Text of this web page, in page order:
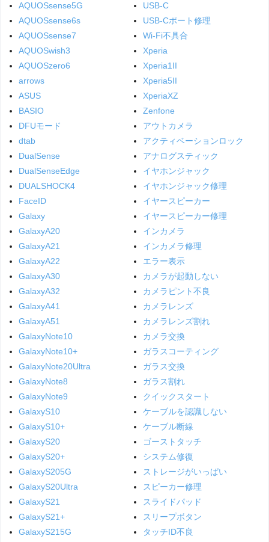
AQUOSsense5G
AQUOSsense6s
AQUOSsense7
AQUOSwish3
AQUOSzero6
arrows
ASUS
BASIO
DFUモード
dtab
DualSense
DualSenseEdge
DUALSHOCK4
FaceID
Galaxy
GalaxyA20
GalaxyA21
GalaxyA22
GalaxyA30
GalaxyA32
GalaxyA41
GalaxyA51
GalaxyNote10
GalaxyNote10+
GalaxyNote20Ultra
GalaxyNote8
GalaxyNote9
GalaxyS10
GalaxyS10+
GalaxyS20
GalaxyS20+
GalaxyS205G
GalaxyS20Ultra
GalaxyS21
GalaxyS21+
GalaxyS215G
USB-C
USB-Cポート修理
Wi-Fi不具合
Xperia
Xperia1II
Xperia5II
XperiaXZ
Zenfone
アウトカメラ
アクティベーションロック
アナログスティック
イヤホンジャック
イヤホンジャック修理
イヤースピーカー
イヤースピーカー修理
インカメラ
インカメラ修理
エラー表示
カメラが起動しない
カメラピント不良
カメラレンズ
カメラレンズ割れ
カメラ交換
ガラスコーティング
ガラス交換
ガラス割れ
クイックスタート
ケーブルを認識しない
ケーブル断線
ゴーストタッチ
システム修復
ストレージがいっぱい
スピーカー修理
スライドパッド
スリープボタン
タッチID不良